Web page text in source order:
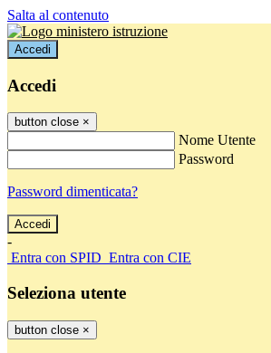
Salta al contenuto
Accedi
Accedi
button close ×
Nome Utente
Password
Password dimenticata?
-
Entra con SPID Entra con CIE
Seleziona utente
button close ×